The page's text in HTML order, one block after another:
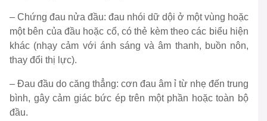
– Chứng đau nửa đầu: đau nhói dữ dội ở một vùng hoặc
một bên của đầu hoặc cổ, có thẻ kèm theo các biểu hiện
khác (nhạy cảm với ánh sáng và âm thanh, buồn nôn,
thay đổi thị lực).
– Đau đầu do căng thẳng: cơn đau âm ỉ từ nhẹ đến trung
bình, gây cảm giác bức ép trên một phần hoặc toàn bộ
đầu.